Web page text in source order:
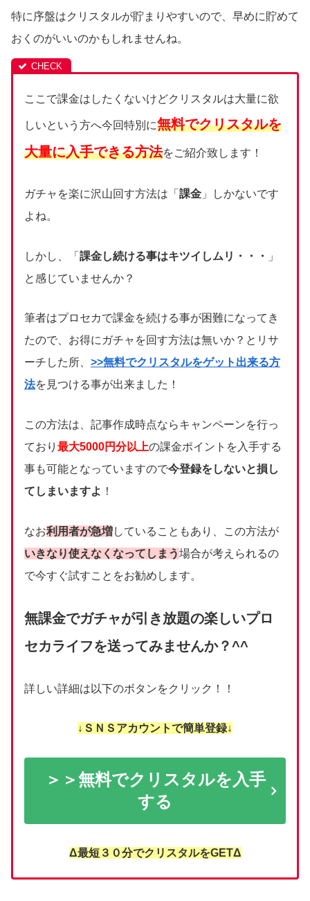
特に序盤はクリスタルが貯まりやすいので、早めに貯めて
おくのがいいのかもしれませんね。
ここで課金はしたくないけどクリスタルは大量に欲
しいという方へ今回特別に無料でクリスタルを
大量に入手できる方法をご紹介致します！
ガチャを楽に沢山回す方法は「 課金 」しかないです
よね。
しかし、「 課金し続ける事はキツイしムリ・・・
」
と感じていませんか？
筆者はプロセカで課金を続ける事が困難になってき
たので、お得にガチャを回す方法は無いか？とリサ
ーチした所、 >>無料でクリスタルをゲット出来る方
法を見つける事が出来ました！
この方法は、記事作成時点ならキャンペーンを行っ
ており 最大5000円分以上の課金ポイントを入手する
事も可能となっていますので今登録をしないと損し
てしまいますよ ！
なお利用者が急増していることもあり、この方法が
いきなり使えなくなってしまう場合が考えられるの
で今すぐ試すことをお勧めします。
無課金でガチャが引き放題の楽しいプロ
セカライフを送ってみませんか？^^
詳しい詳細は以下のボタンをクリック！！
↓ＳＮＳアカウントで簡単登録↓
＞＞無料でクリスタルを入手
する
Δ最短３０分でクリスタルをGETΔ